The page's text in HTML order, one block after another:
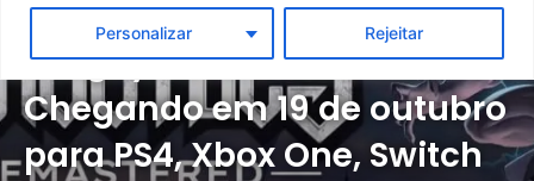
Personalizar Rejeitar
Notícias PC PlayStation Switch Xbox
Gargoyles Remastered |
Chegando em 19 de outubro
para PS4, Xbox One, Switch